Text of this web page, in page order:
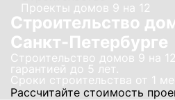
Проекты домов 9 на 12
Строительство
Санкт-Петербурге
Строительство домов 9 на
гарантией до 5 лет.
Сроки строительства от 1
Рассчитайте стоимость